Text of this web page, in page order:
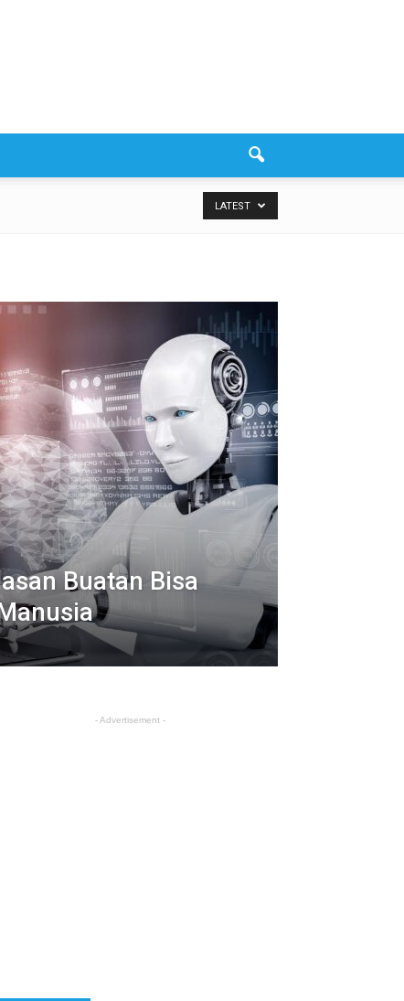
LATEST
Buatan Bisa
- Advertisement -